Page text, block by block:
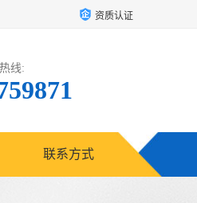
资质认证
线:
联系方式